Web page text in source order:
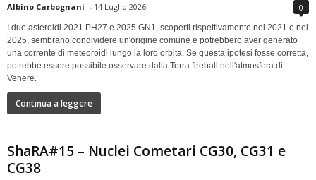
Albino Carbognani - 14 Luglio 2026 0
I due asteroidi 2021 PH27 e 2025 GN1, scoperti rispettivamente nel 2021 e nel
2025, sembrano condividere un'origine comune e potrebbero aver generato
una corrente di meteoroidi lungo la loro orbita. Se questa ipotesi fosse corretta,
potrebbe essere possibile osservare dalla Terra fireball nell'atmosfera di
Venere.
Continua a leggere
ShaRA#15 – Nuclei Cometari CG30, CG31 e
CG38